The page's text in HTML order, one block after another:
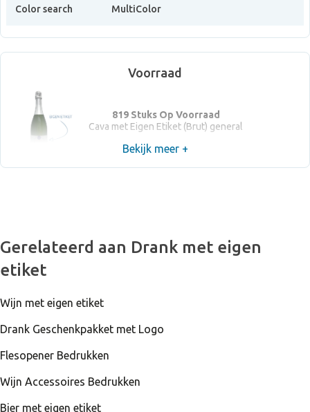
feestelijker!
Vanaf 12 stuks
De Cava is met veel zorg en smaak uitgekozen en blinkt
Over de Wijnboer, wijngaard en wijnboerderij
heeft veel ervaring in het maken van wijn en werkt samen
wijnhuis van Joseph rijpen wel 1300 vaten wijn.
verbouwd, gevinifieerd, en gerijpt.
Color search MultiColor
Voorraad
819 Stuks Op Voorraad
Cava met Eigen Etiket (Brut) general
Bekijk meer +
Gerelateerd aan Drank met eigen
etiket
Wijn met eigen etiket
Drank Geschenkpakket met Logo
Flesopener Bedrukken
Wijn Accessoires Bedrukken
Bier met eigen etiket